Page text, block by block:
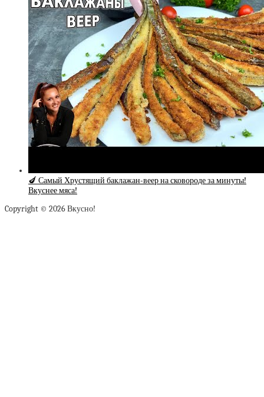
🍆 Самый Хрустящий баклажан-веер на сковороде за минуты!
Вкуснее мяса!
Copyright © 2026 Вкусно!